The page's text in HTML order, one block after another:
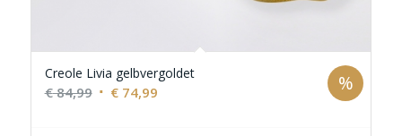
Creole Livia gelbvergoldet
€84,99 Ursprünglicher
€74,99Aktueller
%